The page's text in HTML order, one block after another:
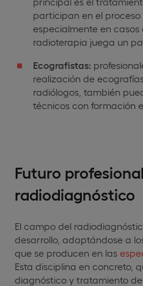
participan en el proceso
especialmente en
radioterapia juega un
Ecografistas:
realización de
radiólogos, también
técnicos con formación
Futuro
radiodiagnóstico
El campo del
desarrollo, adaptándose a
que se producen en las
Esta disciplina en concreto,
diagnóstico y tratamiento